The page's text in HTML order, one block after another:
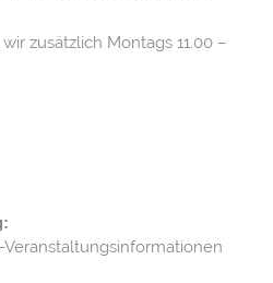
zusätzlich Montags 11.00 –